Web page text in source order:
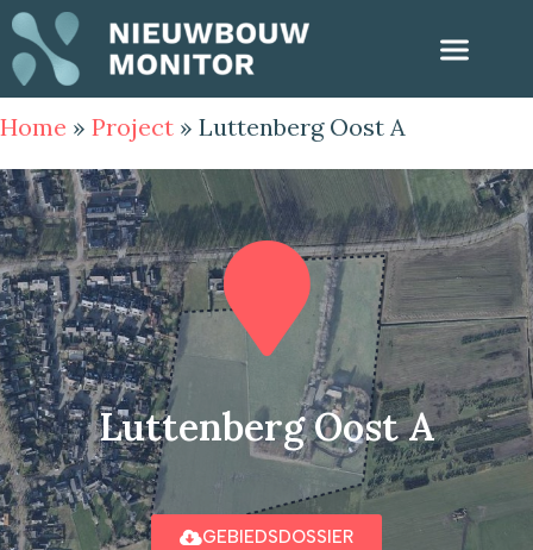
Home » Project » Luttenberg Oost A
Luttenberg Oost A
GEBIEDSDOSSIER